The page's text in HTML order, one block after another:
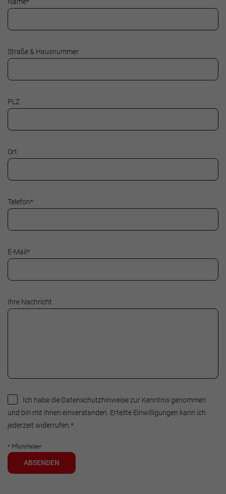
Straße & Hausnummer
PLZ
Ort
Telefon*
E-Mail*
Ihre Nachricht
Ich habe die Datenschutzhinweise zur Kenntnis genommen
und bin mit ihnen einverstanden. Erteilte Einwilligungen kann ich
jederzeit widerrufen. *
* Pflichtfelder
ABSENDEN